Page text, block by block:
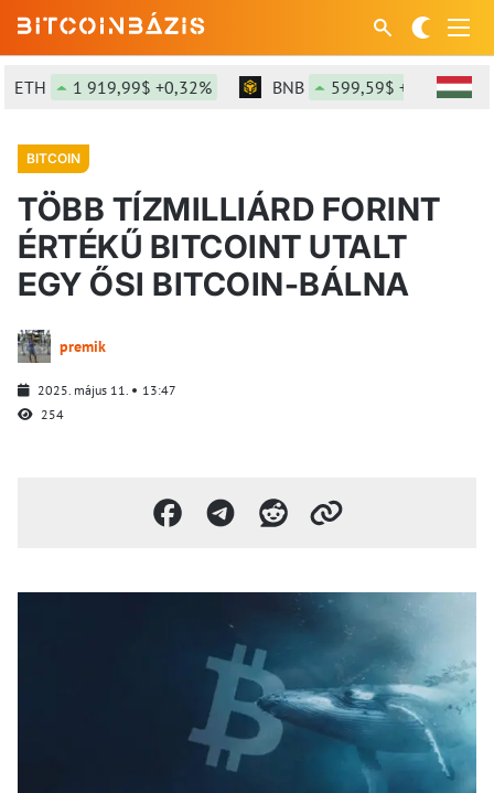
1 919,99$ +0,32% BNB 599,59$ +1,29%
BITCOIN
TÖBB TÍZMILLIÁRD FORINT
ÉRTÉKŰ BITCOINT UTALT
EGY ŐSI BITCOIN-BÁLNA
premik
2025. május 11.
13:47
254